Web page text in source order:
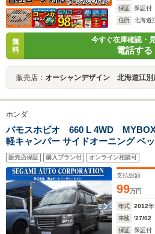
保証
保証付
住所
北海道
無
料
今すぐ在庫確認・
電話する
販売店： オーシャンデザイン 北海道江別
ホンダ
バモスホビオ 660 L 4WD
軽キャンパー サイドオーニング ベ
ット ナビ/フルセグ ETC ドライブレコ
ンオーナー
販売店保証 購入プラン付 オンライン相談可
支払総額
99万円
年式 2012年
車検
'27/02
保証
保証付